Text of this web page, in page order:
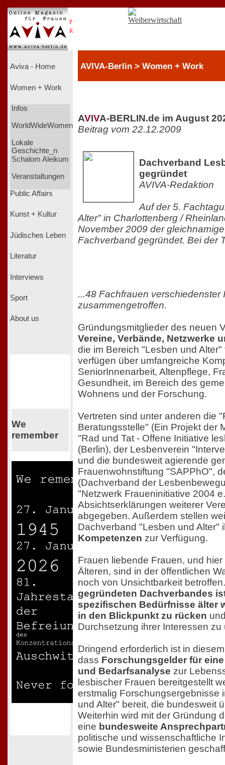
P
R
Aviva - Home
Women + Work
Infos
WorldWideWomen
Lokale
Geschichte_n
Schalom Aleikum
Veranstaltungen
Public Affairs
Kunst + Kultur
Jüdisches Leben
Literatur
Interviews
Sport
About us
We
remember
AVIVA-Berlin > Women + Work
AVIVA-BERLIN.de im August
Beitrag vom 22.12.2009
Dachverband
gegründet
AVIVA-Redaktion
Auf der 5.
Alter" in Charlottenberg /
November 2009 der
Fachverband gegründet. Bei der
...48 Fachfrauen verschiedenster
zusammengetroffen.
Gründungsmitglieder des neuen
Vereine, Verbände, Netzwerke
die im Bereich "Lesben und Alter"
verfügen über umfangreiche
SeniorInnenarbeit, Altenpflege,
Gesundheit, im Bereich des
Wohnens und der Forschung.
Vertreten sind unter anderen die
Beratungsstelle" (Ein Projekt der
"Rad und Tat - Offene Initiative
(Berlin), der Lesbenverein
und die bundesweit agierende
Frauenwohnstiftung "SAPPhO",
(Dachverband der
"Netzwerk Fraueninitiative 2004
Absichtserklärungen weiterer
abgegeben. Außerdem stellen
Dachverband "Lesben und Alter"
Kompetenzen zur Verfügung.
Frauen liebende Frauen, und
Älteren, sind in der öffentlichen
noch von Unsichtbarkeit
gegründeten Dachverbandes
spezifischen Bedürfnisse älter
in den Blickpunkt zu rücken
Durchsetzung ihrer Interessen zu
Dringend erforderlich ist in
dass Forschungsgelder für
und Bedarfsanalyse zur
lesbischer Frauen bereitgestellt
erstmalig Forschungsergebnisse
und Alter" bereit, die bundesweit
Weiterhin wird mit der Gründung
eine bundesweite
politische und wissenschaftliche
sowie Bundesministerien